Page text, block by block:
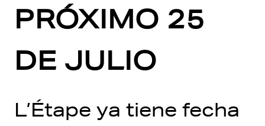
PRÓXIMO 25
DE JULIO
L’Étape ya tiene fecha